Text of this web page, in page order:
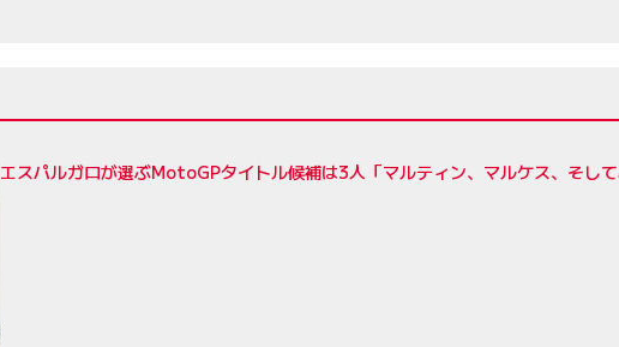
エスパルガロが選ぶMotoGPタイトル候補は3人「マルティン、マルケス、そして